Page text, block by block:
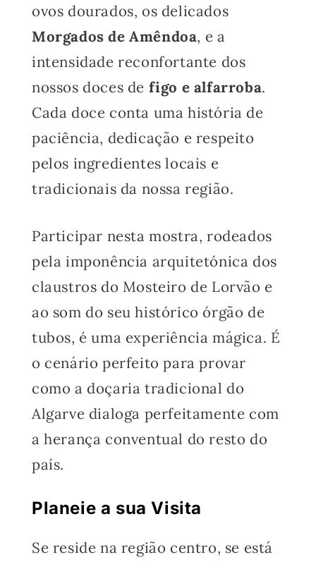
ovos dourados, os delicados
Morgados de Amêndoa, e a
intensidade reconfortante dos
nossos doces de figo e alfarroba.
Cada doce conta uma história de
paciência, dedicação e respeito
pelos ingredientes locais e
tradicionais da nossa região.
Participar nesta mostra, rodeados
pela imponência arquitetónica dos
claustros do Mosteiro de Lorvão e
ao som do seu histórico órgão de
tubos, é uma experiência mágica. É
o cenário perfeito para provar
como a doçaria tradicional do
Algarve dialoga perfeitamente com
a herança conventual do resto do
país.
Planeie a sua Visita
Se reside na região centro, se está